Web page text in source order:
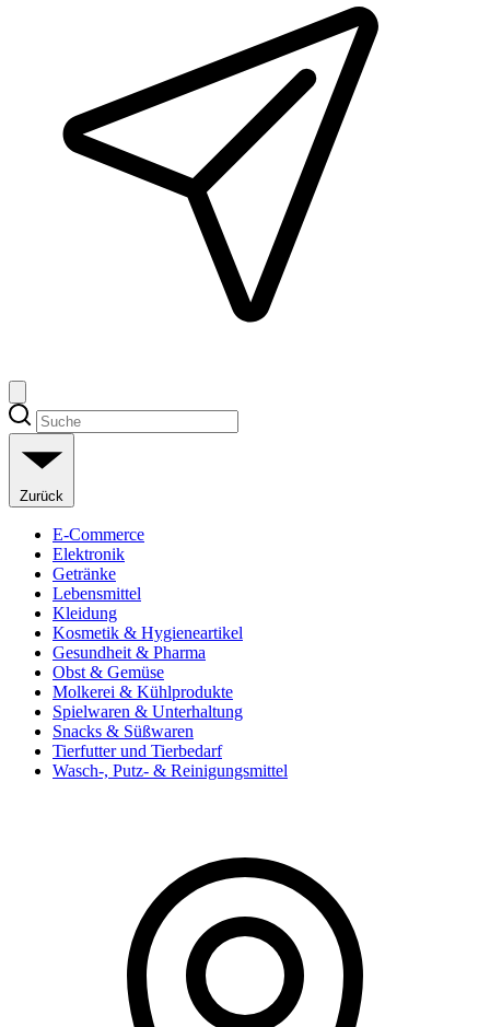
Zurück
E-Commerce
Elektronik
Getränke
Lebensmittel
Kleidung
Kosmetik & Hygieneartikel
Gesundheit & Pharma
Obst & Gemüse
Molkerei & Kühlprodukte
Spielwaren & Unterhaltung
Snacks & Süßwaren
Tierfutter und Tierbedarf
Wasch-, Putz- & Reinigungsmittel